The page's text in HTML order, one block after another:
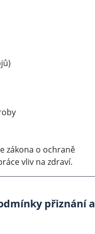
zákona o ochraně
vliv na zdraví.
přiznání a